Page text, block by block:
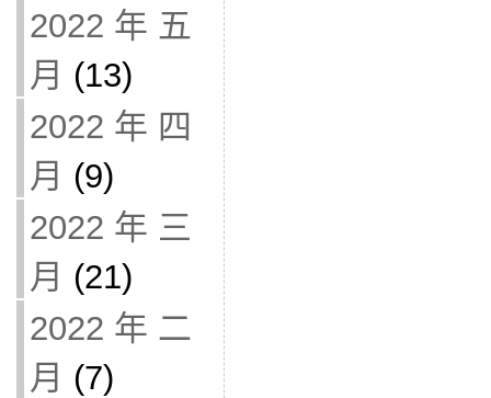
2022 年 五
月 (13)
2022 年 四
月 (9)
2022 年 三
月 (21)
2022 年 二
月 (7)